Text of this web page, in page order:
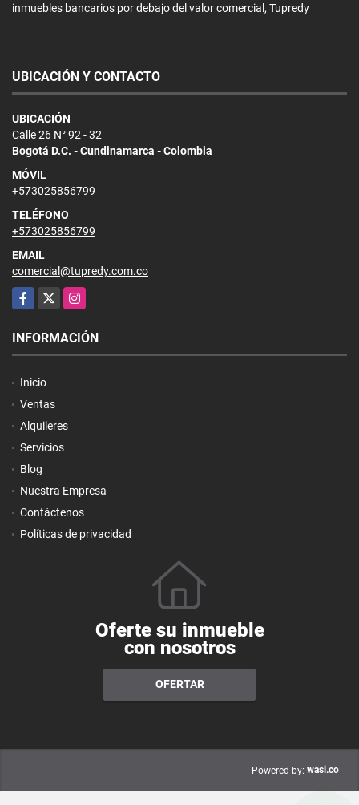
inmuebles bancarios por debajo del valor comercial, Tupredy
UBICACIÓN Y CONTACTO
UBICACIÓN
Calle 26 N° 92 - 32
Bogotá D.C. - Cundinamarca - Colombia
MÓVIL
+573025856799
TELÉFONO
+573025856799
EMAIL
comercial@tupredy.com.co
Facebook
X Instagram
INFORMACIÓN
Inicio
Ventas
Alquileres
Servicios
Blog
Nuestra Empresa
Contáctenos
Políticas de privacidad
Oferte su inmueble
con nosotros
OFERTAR
Powered by: wasi.co